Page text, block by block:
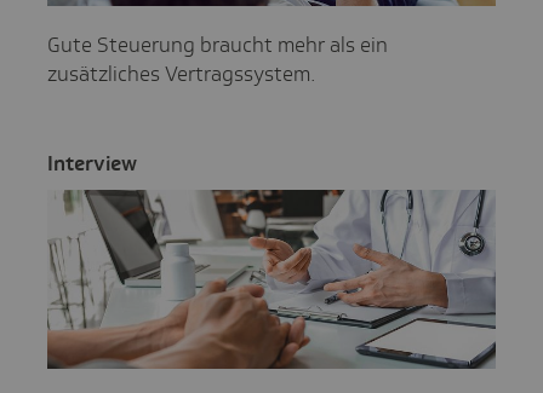
Gute Steuerung braucht mehr als ein
zusätzliches Vertragssystem.
Inter­view